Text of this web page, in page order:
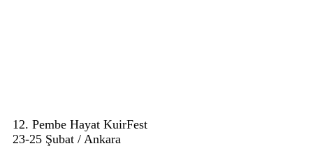
12. Pembe Hayat KuirFest
23-25 Şubat / Ankara